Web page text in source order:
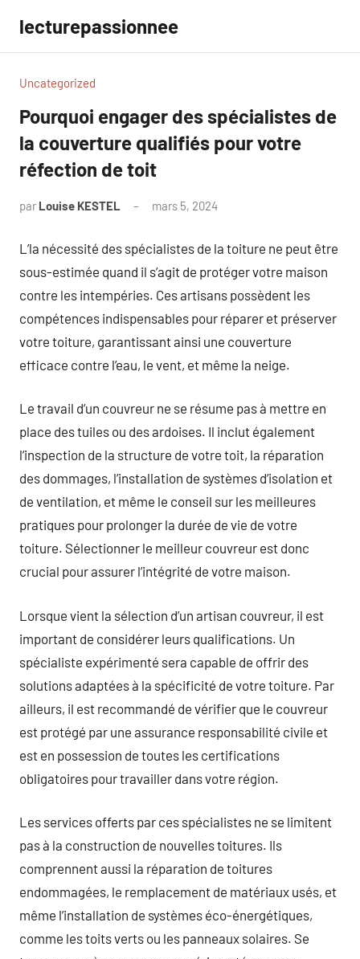
contenu
lecturepassionnee
Uncategorized
Pourquoi engager des spécialistes de
la couverture qualifiés pour votre
réfection de toit
par Louise KESTEL mars 5, 2024
L’la nécessité des spécialistes de la toiture ne peut être
sous-estimée quand il s’agit de protéger votre maison
contre les intempéries. Ces artisans possèdent les
compétences indispensables pour réparer et préserver
votre toiture, garantissant ainsi une couverture
efficace contre l’eau, le vent, et même la neige.
Le travail d’un couvreur ne se résume pas à mettre en
place des tuiles ou des ardoises. Il inclut également
l’inspection de la structure de votre toit, la réparation
des dommages, l’installation de systèmes d’isolation et
de ventilation, et même le conseil sur les meilleures
pratiques pour prolonger la durée de vie de votre
toiture. Sélectionner le meilleur couvreur est donc
crucial pour assurer l’intégrité de votre maison.
Lorsque vient la sélection d’un artisan couvreur, il est
important de considérer leurs qualifications. Un
spécialiste expérimenté sera capable de offrir des
solutions adaptées à la spécificité de votre toiture. Par
ailleurs, il est recommandé de vérifier que le couvreur
est protégé par une assurance responsabilité civile et
est en possession de toutes les certifications
obligatoires pour travailler dans votre région.
Les services offerts par ces spécialistes ne se limitent
pas à la construction de nouvelles toitures. Ils
comprennent aussi la réparation de toitures
endommagées, le remplacement de matériaux usés, et
même l’installation de systèmes éco-énergétiques,
comme les toits verts ou les panneaux solaires. Se